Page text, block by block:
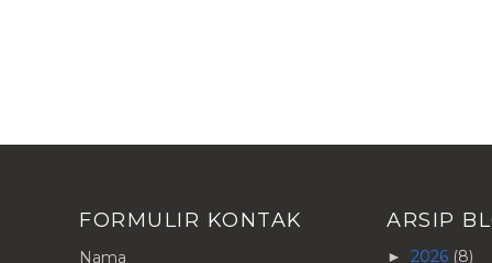
FORMULIR KONTAK
Nama
ARSIP
► 2026 (8)